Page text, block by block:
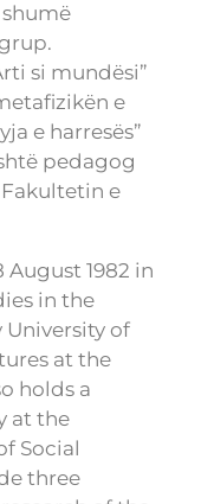
si mundësi”
e
e harresës”
pedagog
e
August 1982 in
in the
University of
at the
holds a
at the
Social
three